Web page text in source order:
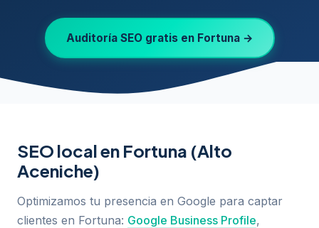
Auditoría SEO gratis en Fortuna →
SEO local en Fortuna (Alto
Aceniche)
Optimizamos tu presencia en Google para captar
clientes en Fortuna: Google Business Profile,